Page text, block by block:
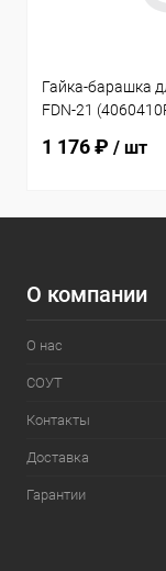
Гайка-барашка
FDN-21
1 176 ₽ / шт
О компании
О нас
СОУТ
Контакты
Доставка
Гарантии